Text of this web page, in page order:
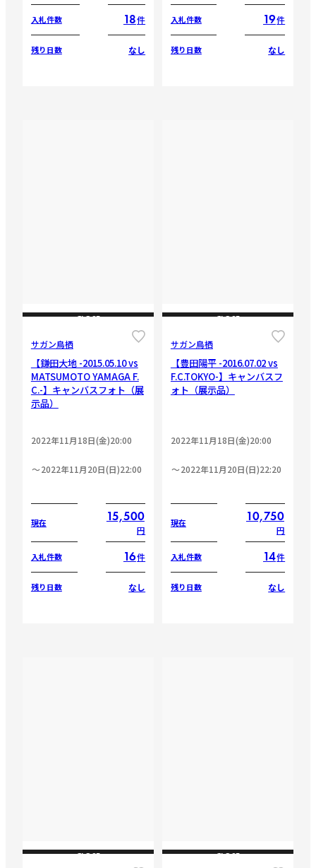
入札件数 18件
残り日数 なし
入札件数 19件
残り日数 なし
CLOSE
サガン鳥栖
【鎌田大地 -2015.05.10 vs
MATSUMOTO YAMAGA F.
C.-】キャンバスフォト（展
示品）
2022年11月18日(金)20:00
2022年11月20日(日)22:00
現在 15,500
円
入札件数 16件
残り日数 なし
CLOSE
サガン鳥栖
【豊田陽平 -2016.07.02 vs
F.C.TOKYO-】キャンバスフ
ォト（展示品）
2022年11月18日(金)20:00
2022年11月20日(日)22:20
現在 10,750
円
入札件数 14件
残り日数 なし
CLOSE CLOSE